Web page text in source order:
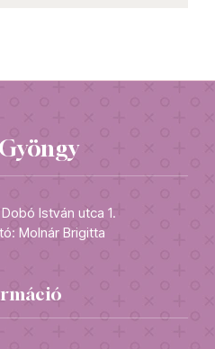
István utca 1.
Molnár Brigitta